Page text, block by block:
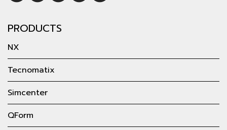
PRODUCTS
NX
Tecnomatix
Simcenter
QForm